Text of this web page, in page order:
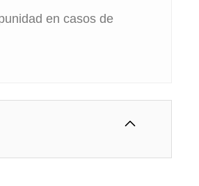
en casos de